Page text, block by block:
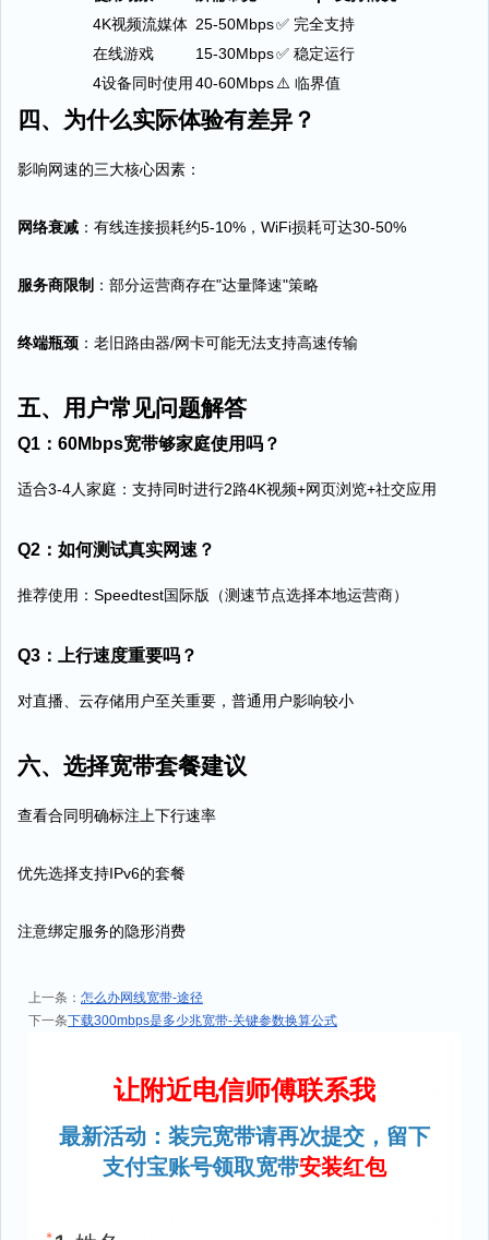
4K视频流媒体 25-50Mbps✅ 完全支持
在线游戏
15-30Mbps✅ 稳定运行
4设备同时使用40-60Mbps⚠️ 临界值
四、为什么实际体验有差异？
影响网速的三大核心因素：
网络衰减 ：有线连接损耗约5-10%，WiFi损耗可达30-50%
服务商限制 ：部分运营商存在"达量降速"策略
终端瓶颈 ：老旧路由器/网卡可能无法支持高速传输
五、用户常见问题解答
Q1：60Mbps宽带够家庭使用吗？
适合3-4人家庭：支持同时进行2路4K视频+网页浏览+社交应用
Q2：如何测试真实网速？
推荐使用：Speedtest国际版（测速节点选择本地运营商）
Q3：上行速度重要吗？
对直播、云存储用户至关重要，普通用户影响较小
六、选择宽带套餐建议
查看合同明确标注上下行速率
优先选择支持IPv6的套餐
注意绑定服务的隐形消费
上一条： 怎么办网线宽带-途径
下一条下载300mbps是多少兆宽带-关键参数换算公式